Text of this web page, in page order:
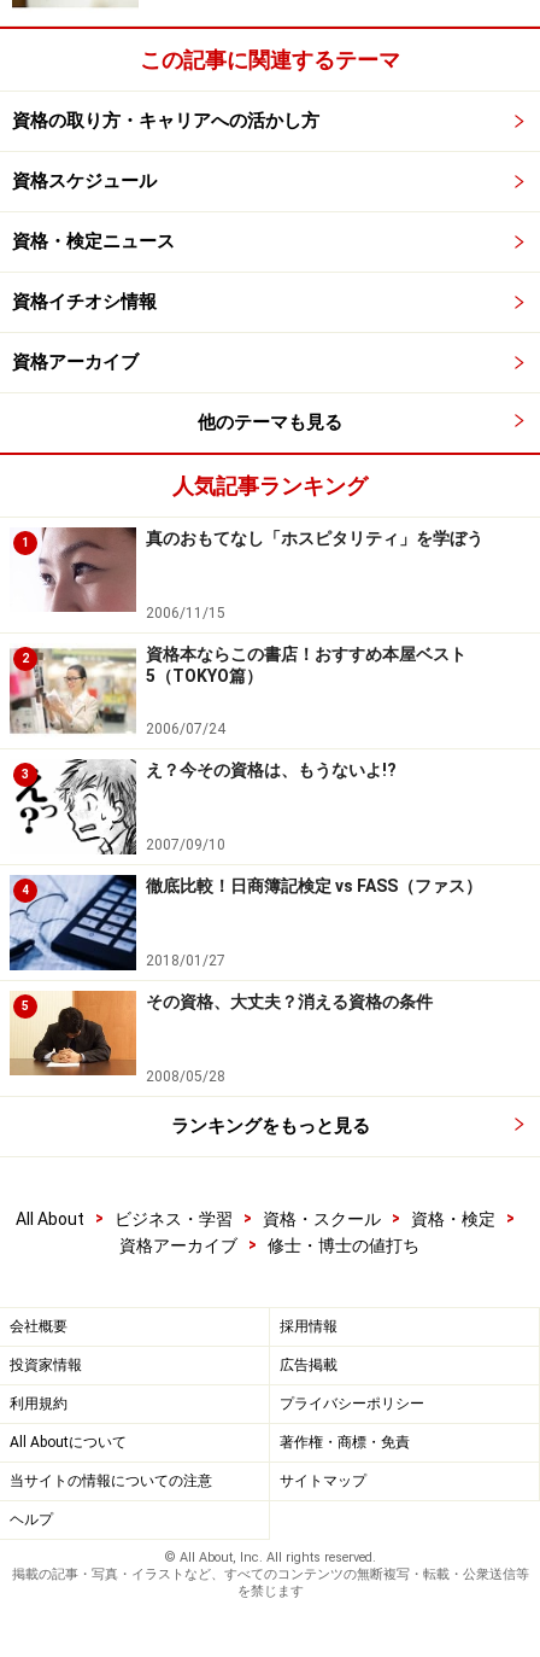
この記事に関連するテーマ
資格の取り方・キャリアへの活かし方
資格スケジュール
資格・検定ニュース
資格イチオシ情報
資格アーカイブ
他のテーマも見る
人気記事ランキング
1 真のおもてなし「ホスピタリティ」を学ぼう
2006/11/15
2
資格本ならこの書店！おすすめ本屋ベスト
5（TOKYO篇）
2006/07/24
3 え？今その資格は、もうないよ!?
2007/09/10
4 徹底比較！日商簿記検定 vs FASS（ファス）
2018/01/27
5 その資格、大丈夫？消える資格の条件
2008/05/28
ランキングをもっと見る
All About > ビジネス・学習 > 資格・スクール > 資格・検定
>
資格アーカイブ
> 修士・博士の値打ち
会社概要 採用情報
投資家情報 広告掲載
利用規約 プライバシーポリシー
All Aboutについて 著作権・商標・免責
当サイトの情報についての注意 サイトマップ
ヘルプ
© All About, Inc. All rights reserved.
掲載の記事・写真・イラストなど、すべてのコンテンツの無断複写・転載・公衆送信等
を禁じます